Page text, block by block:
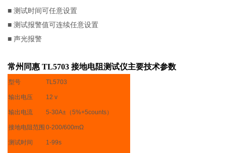
■ 测试时间可任意设置
■ 测试报警值可连续任意设置
■ 声光报警
常州同惠 TL5703 接地电阻测试仪​主要技术参数
型号 TL5703
输出电压 12 v
输出电流 5-30A±（5%+5counts）
接地电阻范围 0-200/600mΩ
测试时间 1-99s